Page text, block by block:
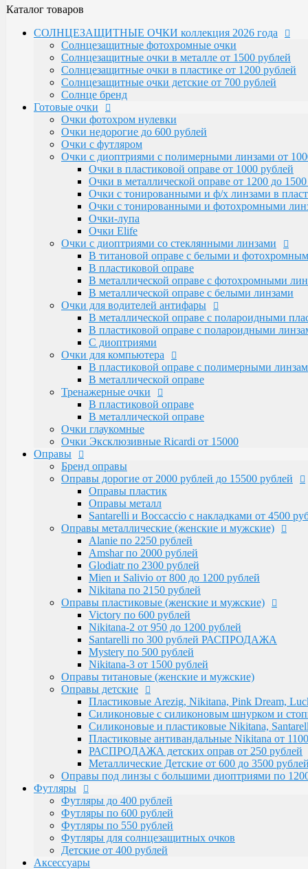
Готовые очки
Очки фотохром нулевки
Очки недорогие до 600 рублей
Очки с футляром
Очки с диоптриями с полимерными линзами от
Очки в пластиковой оправе от 1000 рублей
Очки в металлической оправе от 1200 до 1500
Очки с тонированными и ф/х линзами в
Очки с тонированными и фотохромными
Очки-лупа
Очки Elife
Очки с диоптриями со стеклянными линзами
В титановой оправе с белыми и
В пластиковой оправе
В металлической оправе с фотохромными
В металлической оправе с белыми линзами
Очки для водителей антифары
В металлической оправе с полароидными
В пластиковой оправе с полароидными
С диоптриями
Очки для компьютера
В пластиковой оправе с полимерными линзами
В металлической оправе
Тренажерные очки
В пластиковой оправе
В металлической оправе
Очки глаукомные
Очки Эксклюзивные Ricardi от 15000
Оправы
Бренд оправы
Оправы дорогие от 2000 рублей до 15500 рублей
Оправы пластик
Оправы металл
Santarelli и Boccaccio с накладками от 4500
Оправы металлические (женские и мужские)
Alanie по 2250 рублей
Glodiatr по 2300 рублей
Mien и Salivio от 800 до 1200 рублей
Nikitana по 2150 рублей
Оправы пластиковые (женские и мужские)
Victory по 600 рублей
Nikitana-2 от 950 до 1200 рублей
Santarelli по 300 рублей РАСПРОДАЖА
Mystery по 500 рублей
Nikitana-3 от 1500 рублей
Оправы титановые (женские и мужские)
Оправы детские
Пластиковые Arezig, Nikitana, Pink Dream,
Силиконовые с силиконовым шнурком и
Силиконовые и пластиковые Nikitana,
Пластиковые антивандальные Nikitana от 1100
РАСПРОДАЖА детских оправ от 250 рублей
Металлические Детские от 600 до 3500 рублей
Оправы под линзы с большими диоптриями по 1200
Футляры
Футляры до 400 рублей
Футляры по 600 рублей
Футляры по 550 рублей
Футляры для солнцезащитных очков
Детские от 400 рублей
Аксессуары
Распродажа
Каталог товаров
СОЛНЦЕЗАЩИТНЫЕ ОЧКИ коллекция 2026 года
Солнцезащитные фотохромные очки
Солнцезащитные очки в металле от 1500 рублей
Солнцезащитные очки в пластике от 1200 рублей
Солнцезащитные очки детские от 700 рублей
Солнце бренд
Готовые очки
Очки фотохром нулевки
Очки недорогие до 600 рублей
Очки с футляром
Очки с диоптриями с полимерными линзами от
Очки в пластиковой оправе от 1000 рублей
Очки в металлической оправе от 1200 до
Очки с тонированными и ф/х линзами в
Очки с тонированными и фотохромными
Очки-лупа
Очки Elife
Очки с диоптриями со стеклянными линзами
В титановой оправе с белыми и
В пластиковой оправе
В металлической оправе с фотохромными
В металлической оправе с белыми линзами
Очки для водителей антифары
В металлической оправе с полароидными
В пластиковой оправе с полароидными
С диоптриями
Очки для компьютера
В пластиковой оправе с полимерными
В металлической оправе
Тренажерные очки
В пластиковой оправе
В металлической оправе
Очки глаукомные
Очки Эксклюзивные Ricardi от 15000
Оправы
Бренд оправы
Оправы дорогие от 2000 рублей до 15500 рублей
Оправы пластик
Оправы металл
Santarelli и Boccaccio с накладками от 4500
Оправы металлические (женские и мужские)
Alanie по 2250 рублей
Amshar по 2000 рублей
Glodiatr по 2300 рублей
Mien и Salivio от 800 до 1200 рублей
Nikitana по 2150 рублей
Оправы пластиковые (женские и мужские)
Victory по 600 рублей
Nikitana-2 от 950 до 1200 рублей
Santarelli по 300 рублей РАСПРОДАЖА
Mystery по 500 рублей
Nikitana-3 от 1500 рублей
Оправы титановые (женские и мужские)
Оправы детские
Пластиковые Arezig, Nikitana, Pink Dream,
Силиконовые с силиконовым шнурком и
Силиконовые и пластиковые Nikitana,
Пластиковые антивандальные Nikitana от
РАСПРОДАЖА детских оправ от 250 рублей
Металлические Детские от 600 до 3500 рублей
Оправы под линзы с большими диоптриями по
Футляры
Футляры до 400 рублей
Футляры по 600 рублей
Футляры по 550 рублей
Футляры для солнцезащитных очков
Детские от 400 рублей
Аксессуары